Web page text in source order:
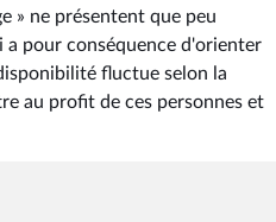
» ne présentent que peu
pour conséquence d'orienter
fluctue selon la
au profit de ces personnes et